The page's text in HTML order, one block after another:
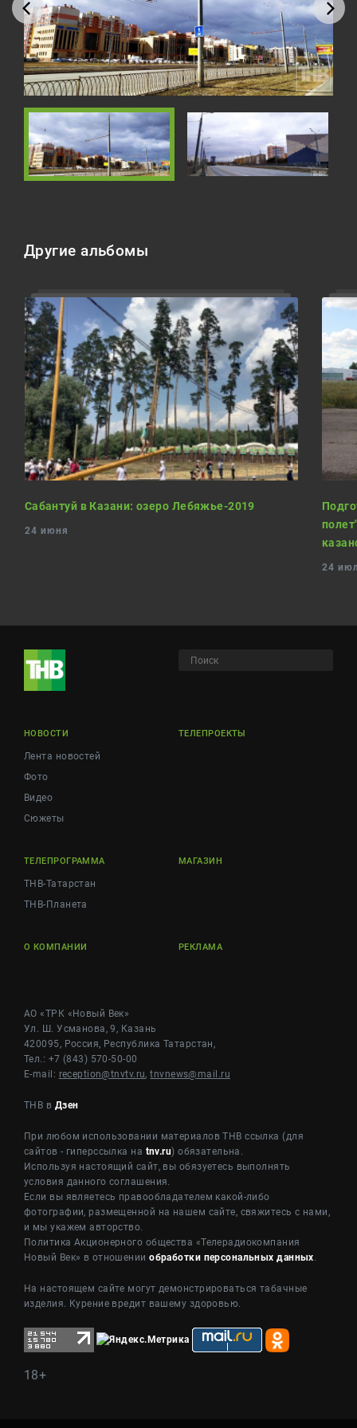
Реклама
Для связи
+7 (843) 570−50−00
reception@tnvtv.ru
Другие альбомы
Сабантуй в Казани: озеро Лебяжье-2019
24 июня
24
НОВОСТИ
Лента новостей
Фото
Видео
Сюжеты
ТЕЛЕПРОЕКТЫ
ТЕЛЕПРОГРАММА
ТНВ-Татарстан
ТНВ-Планета
МАГАЗИН
О КОМПАНИИ РЕКЛАМА
АО «ТРК «Новый Век»
Ул. Ш. Усманова, 9, Казань
420095, Россия, Республика Татарстан,
Тел.: +7 (843) 570-50-00
E-mail: reception@tnvtv.ru,tnvnews@mail.ru
ТНВ в Дзен
При любом использовании материалов ТНВ ссылка (для
сайтов - гиперссылка на tnv.ru) обязательна.
Используя настоящий сайт, вы обязуетесь выполнять
условия данного соглашения.
Если вы являетесь правообладателем какой-либо
фотографии, размещенной на нашем сайте, свяжитесь с нами,
и мы укажем авторство.
Политика Акционерного общества «Телерадиокомпания
Новый Век» в отношенииобработки персональных данных.
На настоящем сайте могут демонстрироваться табачные
изделия. Курение вредит вашему здоровью.
18+